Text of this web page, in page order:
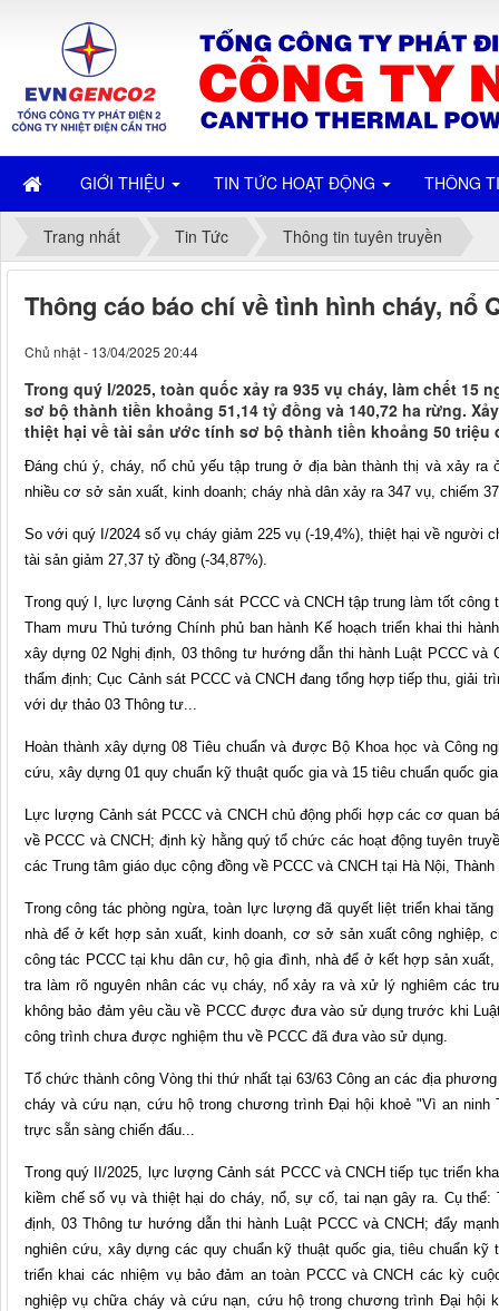
GIỚI THIỆU TIN TỨC HOẠT ĐỘNG THÔNG
Trang nhất Tin Tức Thông tin tuyên truyền
Thông cáo báo chí về tình hình cháy, nổ
Chủ nhật - 13/04/2025 20:44
Trong quý I/2025, toàn quốc xảy ra 935 vụ cháy, làm chết
sơ bộ thành tiền khoảng 51,14 tỷ đồng và 140,72 ha rừng.
thiệt hại về tài sản ước tính sơ bộ thành tiền khoảng 50 triệu
Đáng chú ý, cháy, nổ chủ yếu tập trung ở địa bàn thành thị và xảy
nhiều cơ sở sản xuất, kinh doanh; cháy nhà dân xảy ra 347 vụ, chiếm
So với quý I/2024 số vụ cháy giảm 225 vụ (-19,4%), thiệt hại về
tài sản giảm 27,37 tỷ đồng (-34,87%).
Trong quý I, lực lượng Cảnh sát PCCC và CNCH tập trung làm tốt
Tham mưu Thủ tướng Chính phủ ban hành Kế hoạch triển khai thi
xây dựng 02 Nghị định, 03 thông tư hướng dẫn thi hành Luật PCCC
thẩm định; Cục Cảnh sát PCCC và CNCH đang tổng hợp tiếp thu, giải
với dự thảo 03 Thông tư...
Hoàn thành xây dựng 08 Tiêu chuẩn và được Bộ Khoa học và Công
cứu, xây dựng 01 quy chuẩn kỹ thuật quốc gia và 15 tiêu chuẩn quốc
Lực lượng Cảnh sát PCCC và CNCH chủ động phối hợp các cơ quan
về PCCC và CNCH; định kỳ hằng quý tổ chức các hoạt động tuyên
các Trung tâm giáo dục cộng đồng về PCCC và CNCH tại Hà Nội,
Trong công tác phòng ngừa, toàn lực lượng đã quyết liệt triển khai
nhà để ở kết hợp sản xuất, kinh doanh, cơ sở sản xuất công nghiệp,
công tác PCCC tại khu dân cư, hộ gia đình, nhà để ở kết hợp sản
tra làm rõ nguyên nhân các vụ cháy, nổ xảy ra và xử lý nghiêm các
không bảo đảm yêu cầu về PCCC được đưa vào sử dụng trước khi
công trình chưa được nghiệm thu về PCCC đã đưa vào sử dụng.
Tổ chức thành công Vòng thi thứ nhất tại 63/63 Công an các địa
cháy và cứu nạn, cứu hộ trong chương trình Đại hội khoẻ "Vì an
trực sẵn sàng chiến đấu...
Trong quý II/2025, lực lượng Cảnh sát PCCC và CNCH tiếp tục triển
kiềm chế số vụ và thiệt hại do cháy, nổ, sự cố, tai nạn gây ra. Cụ
định, 03 Thông tư hướng dẫn thi hành Luật PCCC và CNCH; đẩy
nghiên cứu, xây dựng các quy chuẩn kỹ thuật quốc gia, tiêu chuẩn
triển khai các nhiệm vụ bảo đảm an toàn PCCC và CNCH các kỳ
nghiệp vụ chữa cháy và cứu nạn, cứu hộ trong chương trình Đại hội